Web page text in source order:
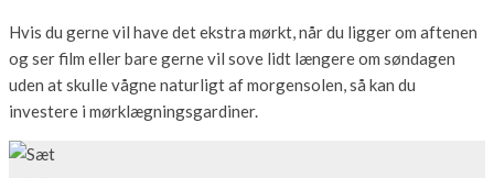
Hvis du gerne vil have det ekstra mørkt, når du ligger om aftenen
og ser film eller bare gerne vil sove lidt længere om søndagen
uden at skulle vågne naturligt af morgensolen, så kan du
investere i mørklægningsgardiner.